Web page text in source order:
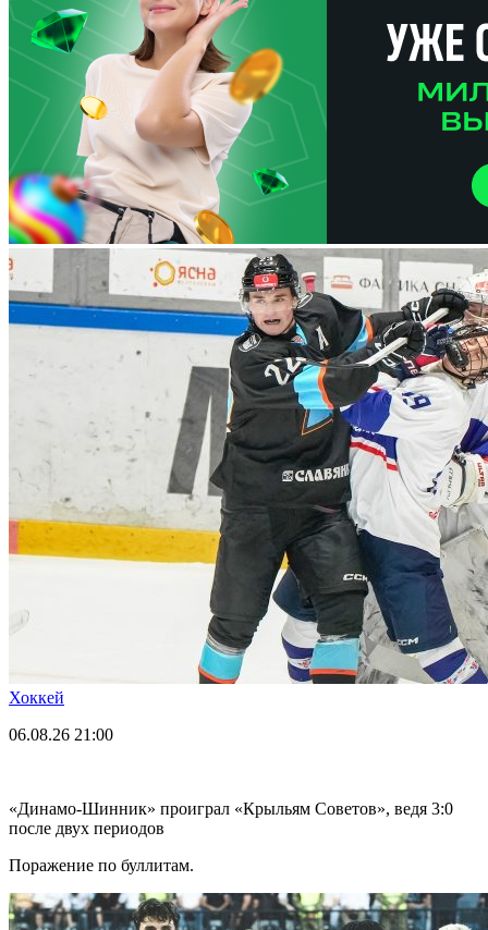
Хоккей
06.08.26 21:00
«Динамо-Шинник» проиграл «Крыльям Советов», ведя 3:0
после двух периодов
Поражение по буллитам.